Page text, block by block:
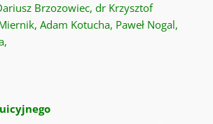
Brzozowiec, dr Krzysztof
Adam Kotucha, Paweł Nogal,